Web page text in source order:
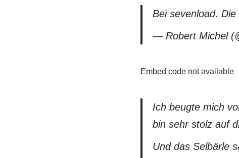
Bei sevenload.
— Robert Michel
Embed code not available
Ich beugte mich
bin sehr stolz auf
Und das Selbärle